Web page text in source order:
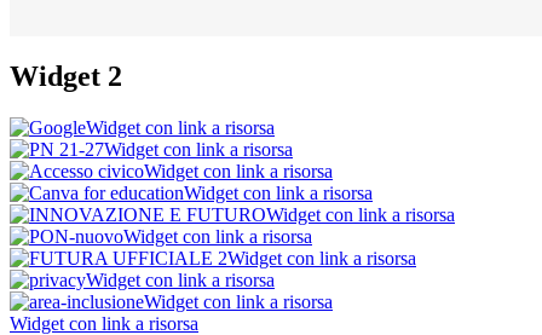
Widget 2
Widget con link a risorsa
Widget con link a risorsa
Widget con link a risorsa
Widget con link a risorsa
Widget con link a risorsa
Widget con link a risorsa
Widget con link a risorsa
Widget con link a risorsa
Widget con link a risorsa
Widget con link a risorsa